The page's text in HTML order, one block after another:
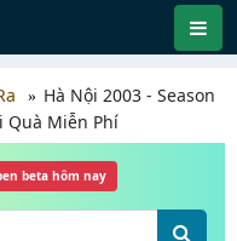
Hà Nội 2003 - Season
Quà Miễn Phí
beta hôm nay